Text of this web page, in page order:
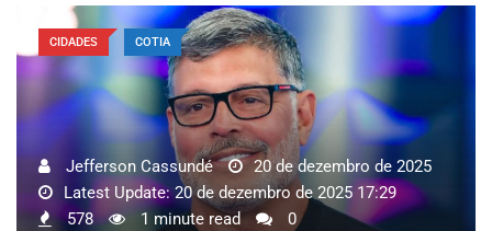
CIDADES COTIA
Jefferson Cassundé
20 de dezembro de 2025
Latest Update: 20 de dezembro de 2025 17:29
578
1 minute read 0